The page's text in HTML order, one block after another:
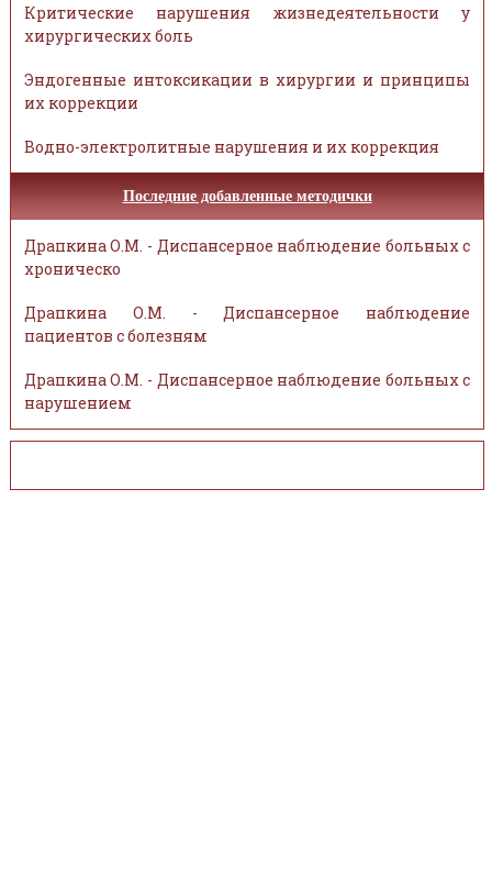
Критические нарушения жизнедеятельности у
хирургических боль
Эндогенные интоксикации в хирургии и принципы
их коррекции
Водно-электролитные нарушения и их коррекция
Последние добавленные методички
Драпкина О.М. - Диспансерное наблюдение больных с
хроническо
Драпкина О.М. - Диспансерное наблюдение
пациентов с болезням
Драпкина О.М. - Диспансерное наблюдение больных с
нарушением